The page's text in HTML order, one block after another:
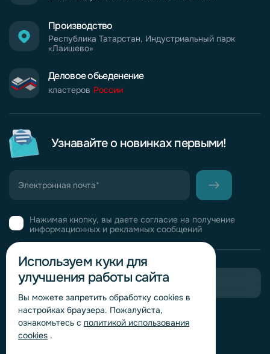
Деловое обьеденение
кластеров России
Производство
Республика Татарстан, Индустриальный парк
«Лаишево»
Узнавайте о новинках первыми!
Нажимая кнопку, вы даете согласие на получение
информационных и рекламных сообщений
Горячая линия комплаенс
Обработка персональных данных
Пригласить в тендер
Используем куки для
улучшения работы сайта
Вы можете запретить обработку сookies в
настройках браузера. Пожалуйста,
ознакомьтесь с политикой использования
cookies .